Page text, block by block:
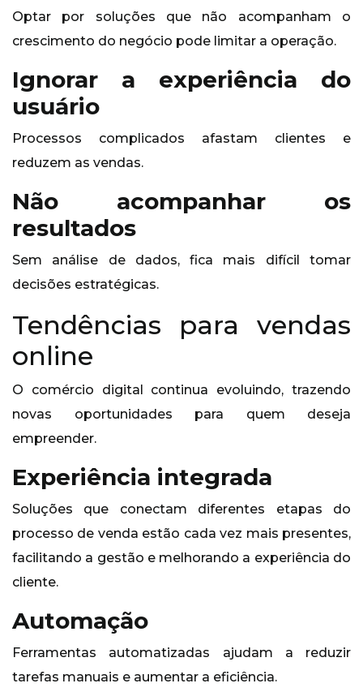
Optar por soluções que não acompanham o
crescimento do negócio pode limitar a operação.
Ignorar a experiência do
usuário
Processos complicados afastam clientes e
reduzem as vendas.
Não acompanhar os
resultados
Sem análise de dados, fica mais difícil tomar
decisões estratégicas.
Tendências para vendas
online
O comércio digital continua evoluindo, trazendo
novas oportunidades para quem deseja
empreender.
Experiência integrada
Soluções que conectam diferentes etapas do
processo de venda estão cada vez mais presentes,
facilitando a gestão e melhorando a experiência do
cliente.
Automação
Ferramentas automatizadas ajudam a reduzir
tarefas manuais e aumentar a eficiência.